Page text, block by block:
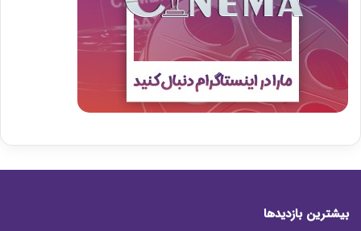
بیشترین بازدیدها